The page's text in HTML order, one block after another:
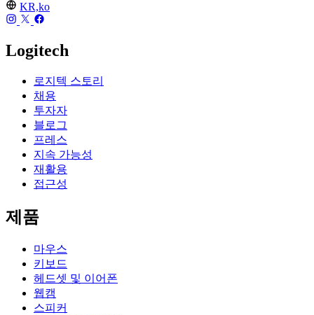
KR,ko
Logitech
로지텍 스토리
채용
투자자
블로그
프레스
지속 가능성
재활용
접근성
제품
마우스
키보드
헤드셋 및 이어폰
웹캠
스피커